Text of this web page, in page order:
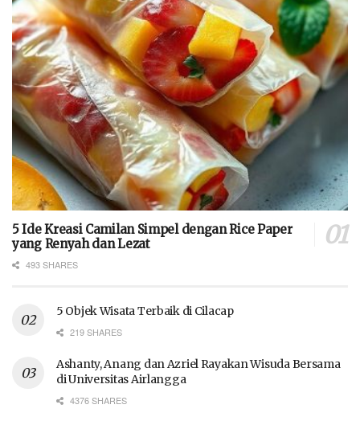
5 Ide Kreasi Camilan Simpel dengan Rice Paper
yang Renyah dan Lezat
493 SHARES
5 Objek Wisata Terbaik di Cilacap
219 SHARES
Ashanty, Anang dan Azriel Rayakan Wisuda Bersama
di Universitas Airlangga
4376 SHARES